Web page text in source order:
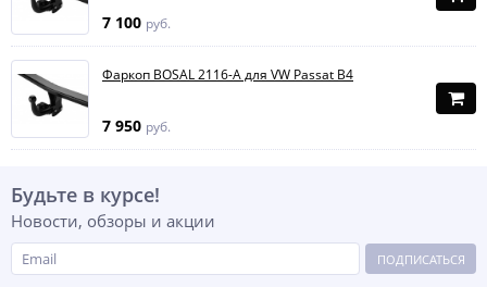
7 100 руб.
Фаркоп BOSAL 2116-A для VW Passat B4
7 950 руб.
Будьте в курсе!
Новости, обзоры и акции
ПОДПИСАТЬСЯ